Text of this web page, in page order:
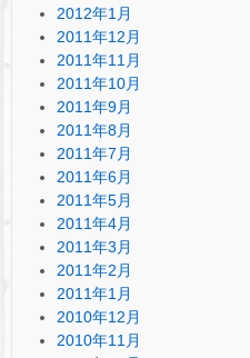
2012年1月
2011年12月
2011年11月
2011年10月
2011年9月
2011年8月
2011年7月
2011年6月
2011年5月
2011年4月
2011年3月
2011年2月
2011年1月
2010年12月
2010年11月